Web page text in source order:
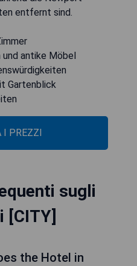
entfernt sind.
antike Möbel
Gartenblick
I PREZZI
sugli
[CITY]
the Hotel in